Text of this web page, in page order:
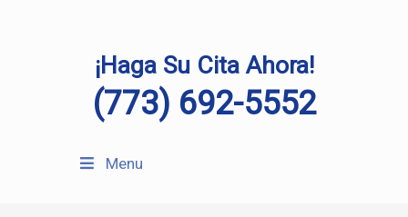
¡Haga Su Cita Ahora!
(773) 692-5552
Menu